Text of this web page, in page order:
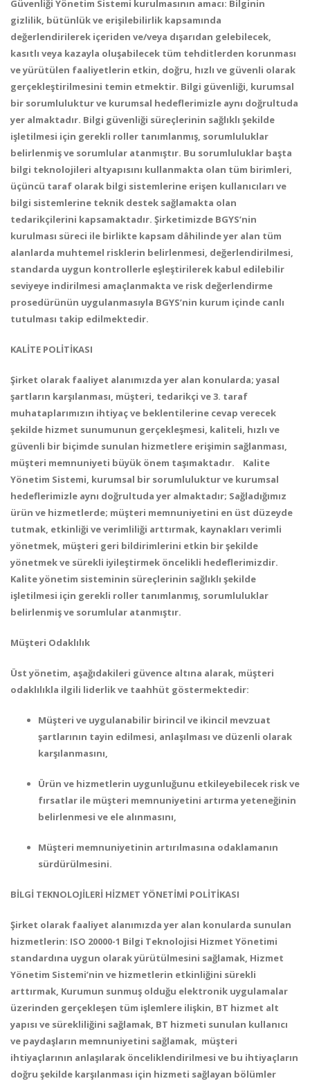
Güvenliği Yönetim Sistemi kurulmasının amacı: Bilginin
gizlilik, bütünlük ve erişilebilirlik kapsamında
değerlendirilerek içeriden ve/veya dışarıdan gelebilecek,
kasıtlı veya kazayla oluşabilecek tüm tehditlerden korunması
ve yürütülen faaliyetlerin etkin, doğru, hızlı ve güvenli olarak
gerçekleştirilmesini temin etmektir. Bilgi güvenliği, kurumsal
bir sorumluluktur ve kurumsal hedeflerimizle aynı doğrultuda
yer almaktadır. Bilgi güvenliği süreçlerinin sağlıklı şekilde
işletilmesi için gerekli roller tanımlanmış, sorumluluklar
belirlenmiş ve sorumlular atanmıştır. Bu sorumluluklar başta
bilgi teknolojileri altyapısını kullanmakta olan tüm birimleri,
üçüncü taraf olarak bilgi sistemlerine erişen kullanıcıları ve
bilgi sistemlerine teknik destek sağlamakta olan
tedarikçilerini kapsamaktadır. Şirketimizde BGYS’nin
kurulması süreci ile birlikte kapsam dâhilinde yer alan tüm
alanlarda muhtemel risklerin belirlenmesi, değerlendirilmesi,
standarda uygun kontrollerle eşleştirilerek kabul edilebilir
seviyeye indirilmesi amaçlanmakta ve risk değerlendirme
prosedürünün uygulanmasıyla BGYS’nin kurum içinde canlı
tutulması takip edilmektedir.
KALİTE POLİTİKASI
Şirket olarak faaliyet alanımızda yer alan konularda; yasal
şartların karşılanması, müşteri, tedarikçi ve 3. taraf
muhataplarımızın ihtiyaç ve beklentilerine cevap verecek
şekilde hizmet sunumunun gerçekleşmesi, kaliteli, hızlı ve
güvenli bir biçimde sunulan hizmetlere erişimin sağlanması,
müşteri memnuniyeti büyük önem taşımaktadır. Kalite
Yönetim Sistemi, kurumsal bir sorumluluktur ve kurumsal
hedeflerimizle aynı doğrultuda yer almaktadır; Sağladığımız
ürün ve hizmetlerde; müşteri memnuniyetini en üst düzeyde
tutma​​k, etkinliği ve verimliliği arttırmak, kaynakları verimli
yönetmek, müşteri geri bildirimlerini etkin bir şekilde
yönetmek ve sürekli iyileştirmek öncelikli hedeflerimizdir.
Kalite yönetim sisteminin süreçlerinin sağlıklı şekilde
işletilmesi için gerekli roller tanımlanmış, sorumluluklar
belirlenmiş ve sorumlular atanmıştır.
Müşteri Odaklılık
Üst yönetim, aşağıdakileri güvence altına alarak, müşteri
odaklılıkla ilgili liderlik ve taahhüt göstermektedir:
Müşteri ve uygulanabilir birincil ve ikincil mevzuat
şartlarının tayin edilmesi, anlaşılması ve düzenli olarak
karşılanmasını,
Ürün ve hizmetlerin uygunluğunu etkileyebilecek risk ve
fırsatlar ile müşteri memnuniyetini artırma yeteneğinin
belirlenmesi ve ele alınmasını,
Müşteri memnuniyetinin artırılmasına odaklamanın
sürdürülmesini.
BİLGİ TEKNOLOJİLERİ HİZMET YÖNETİMİ POLİTİKASI
Şirket olarak faaliyet alanımızda yer alan konularda sunulan
hizmetlerin: ISO 20000-1 Bilgi Teknolojisi Hizmet Yönetimi
standardına uygun olarak yürütülmesini sağlamak, Hizmet
Yönetim Sistemi’nin ve hizmetlerin etkinliğini sürekli
arttırmak, Kurumun sunmuş olduğu elektronik uygulamalar
üzerinden gerçekleşen tüm işlemlere ilişkin, BT hizmet alt
yapısı ve sürekliliğini sağlamak, BT hizmeti sunulan kullanıcı
ve paydaşların memnuniyetini sağlamak, müşteri
ihtiyaçlarının anlaşılarak önceliklendirilmesi ve bu ihtiyaçların
doğru şekilde karşılanması için hizmeti sağlayan bölümler